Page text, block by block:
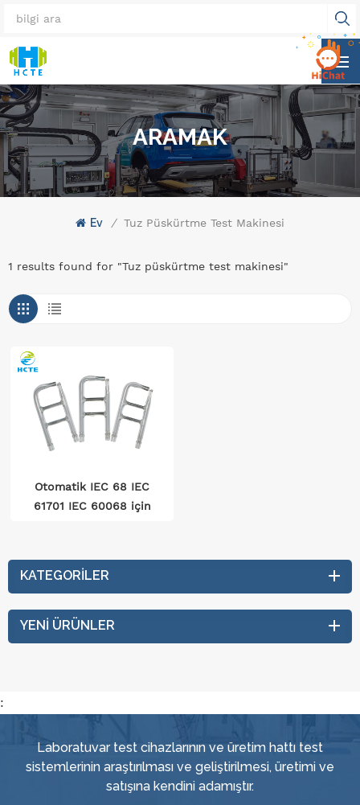
ARAMAK
Ev / Tuz Püskürtme Test Makinesi
1 results found for "Tuz püskürtme test makinesi"
Otomatik IEC 68 IEC
61701 IEC 60068 için
KATEGORILER
YENI ÜRÜNLER
:
Laboratuvar test cihazlarının ve üretim hattı test
sistemlerinin araştırılması ve geliştirilmesi, üretimi ve
satışına kendini adamıştır.